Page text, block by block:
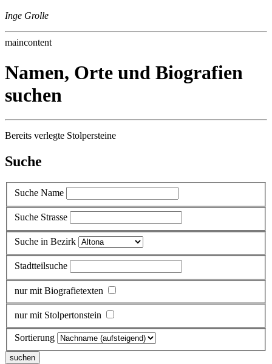
Inge Grolle
maincontent
Namen, Orte und Biografien
suchen
Bereits verlegte Stolpersteine
Suche
Suche Name
Suche Strasse
Suche in Bezirk
Stadtteilsuche
nur mit Biografietexten
nur mit Stolpertonstein
Sortierung